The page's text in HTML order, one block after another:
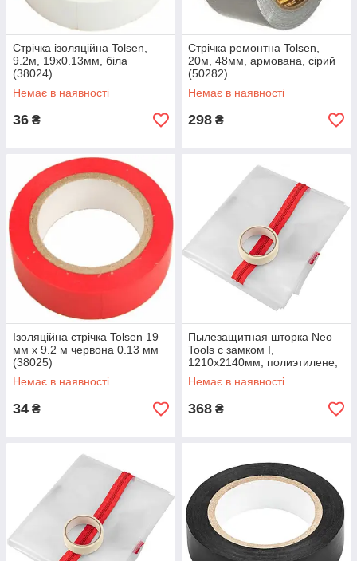
Стрічка ізоляційна Tolsen,
9.2м, 19x0.13мм, біла
(38024)
Немає в наявності
36 ₴
Стрічка ремонтна Tolsen,
20м, 48мм, армована, сірий
(50282)
Немає в наявності
298 ₴
Ізоляційна стрічка Tolsen 19
мм х 9.2 м червона 0.13 мм
(38025)
Немає в наявності
34 ₴
Пылезащитная шторка Neo
Tools с замком I,
1210x2140мм, полиэтилене,
центральный замок,
прозрачная (49-801)
Немає в наявності
368 ₴